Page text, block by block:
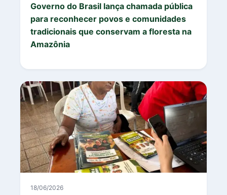
Governo do Brasil lança chamada pública
para reconhecer povos e comunidades
tradicionais que conservam a floresta na
Amazônia
18/06/2026